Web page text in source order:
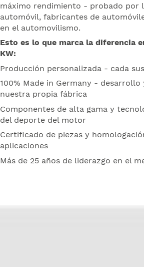
máximo rendimiento - probado por
automóvil, fabricantes de
en el automovilismo.
Esto es lo que marca la diferencia
KW:
Producción personalizada - cada
100% Made in Germany -
nuestra propia fábrica
Componentes de alta gama y
del deporte del motor
Certificado de piezas y
aplicaciones
Más de 25 años de liderazgo en el